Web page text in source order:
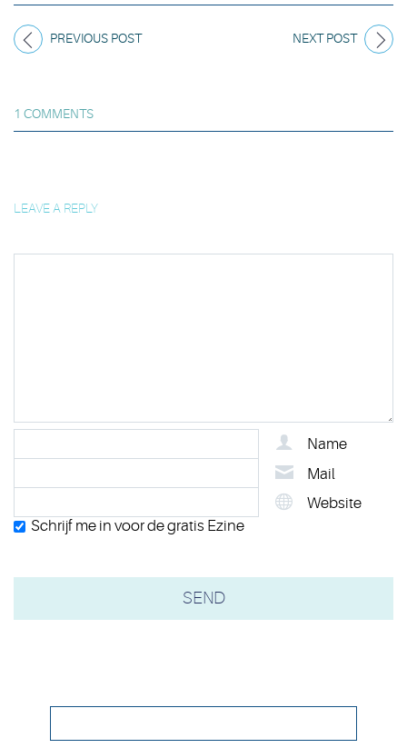
PREVIOUS POST NEXT POST
1 COMMENTS
LEAVE A REPLY
Name
Mail
Website
Schrijf me in voor de gratis Ezine